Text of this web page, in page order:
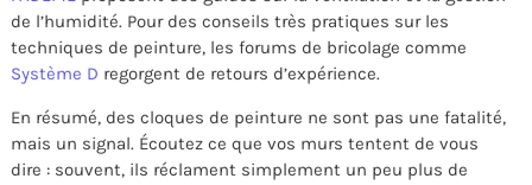
de l’humidité. Pour des conseils très pratiques sur les
techniques de peinture, les forums de bricolage comme
Système D regorgent de retours d’expérience.
En résumé, des cloques de peinture ne sont pas une fatalité,
mais un signal. Écoutez ce que vos murs tentent de vous
dire : souvent, ils réclament simplement un peu plus de